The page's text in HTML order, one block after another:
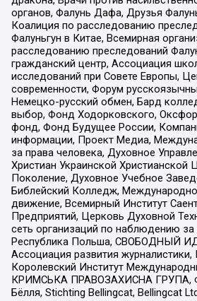
органов, Фалунь Дафа, Друзья
Коалиция по расследованию
Фалуньгун в Китае, Всемирная
расследованию преследований
гражданский центр, Ассоциация
исследований при Совете Европы,
современности, Форум
Немецко-русский обмен, Бард
выбор, Фонд Ходорковского,
фонд, Фонд Будущее России,
информации, Проект Медиа,
за права человека, Духовное
Христиан Украинской Христианской
Поколение, Духовное Учебное
Библейский Колледж,
движение, Всемирный Институт
Предприятий, Церковь Духовной
сеть организаций по наблюдению
Республика Польша, СВОБОДНЫЙ
Ассоциация развития журналистики,
Королевский Институт
КРИМСЬКА ПРАВОЗАХИСНА ГРУПА,
Бёлля, Stichting Bellingcat, Bellingcat